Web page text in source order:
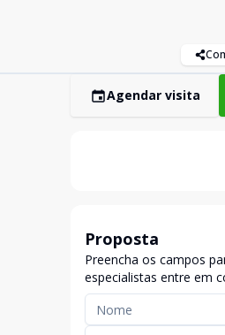
Agendar visita
Proposta
Preencha os campos
especialistas entre em